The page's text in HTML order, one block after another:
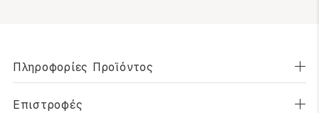
Πληροφορίες Προϊόντος
Επιστροφές